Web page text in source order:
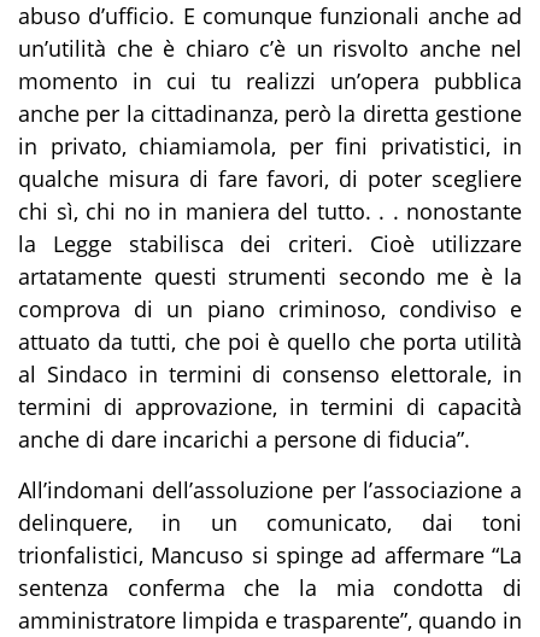
abuso d’ufficio. E comunque funzionali anche ad
un’utilità che è chiaro c’è un risvolto anche nel
momento in cui tu realizzi un’opera pubblica
anche per la cittadinanza, però la diretta gestione
in privato, chiamiamola, per fini privatistici, in
qualche misura di fare favori, di poter scegliere
chi sì, chi no in maniera del tutto. . . nonostante
la Legge stabilisca dei criteri. Cioè utilizzare
artatamente questi strumenti secondo me è la
comprova di un piano criminoso, condiviso e
attuato da tutti, che poi è quello che porta utilità
al Sindaco in termini di consenso elettorale, in
termini di approvazione, in termini di capacità
anche di dare incarichi a persone di fiducia”.
All’indomani dell’assoluzione per l’associazione a
delinquere, in un comunicato, dai toni
trionfalistici, Mancuso si spinge ad affermare “La
sentenza conferma che la mia condotta di
amministratore limpida e trasparente”, quando in